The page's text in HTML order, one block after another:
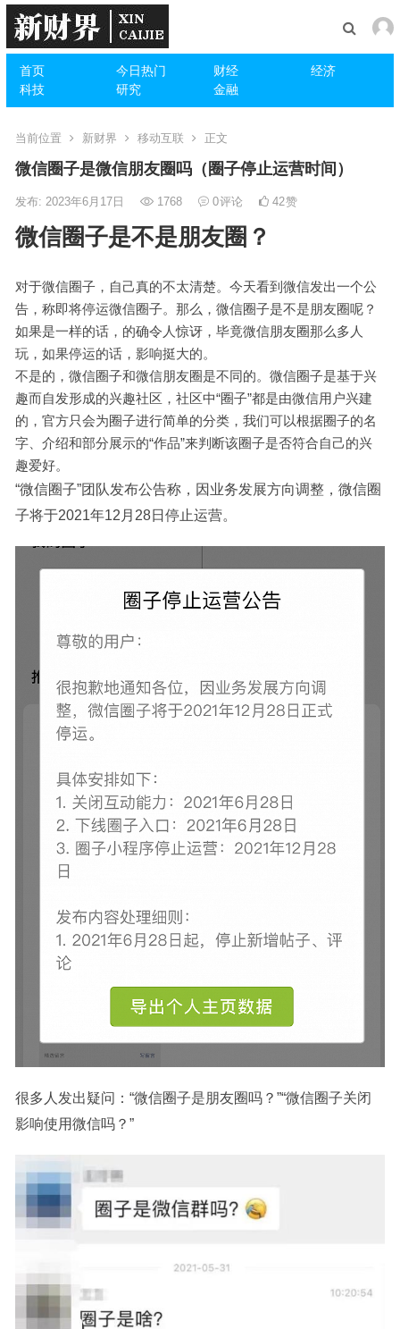
首页 今日热门 财经
经济
科技
研究 金融
当前位置 新财界 移动互联 正文
微信圈子是微信朋友圈吗（圈子停止运营时间）
发布: 2023年6月17日 1768 0评论 42赞
微信圈子是不是朋友圈？
对于微信圈子，自己真的不太清楚。今天看到微信发出一个公
告，称即将停运微信圈子。那么，微信圈子是不是朋友圈呢？
如果是一样的话，的确令人惊讶，毕竟微信朋友圈那么多人
玩，如果停运的话，影响挺大的。
不是的，微信圈子和微信朋友圈是不同的。微信圈子是基于兴
趣而自发形成的兴趣社区，社区中“圈子”都是由微信用户兴建
的，官方只会为圈子进行简单的分类，我们可以根据圈子的名
字、介绍和部分展示的“作品”来判断该圈子是否符合自己的兴
趣爱好。
“微信圈子”团队发布公告称，因业务发展方向调整，微信圈
子将于2021年12月28日停止运营。
很多人发出疑问：“微信圈子是朋友圈吗？”“微信圈子关闭
影响使用微信吗？”